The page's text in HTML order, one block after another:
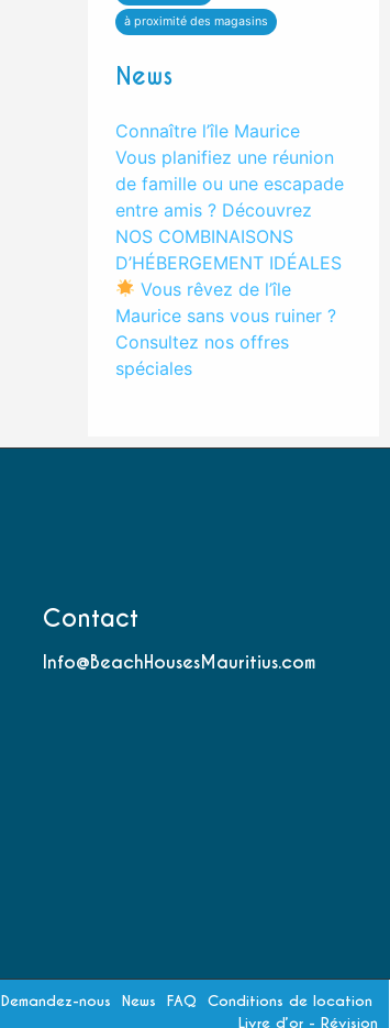
à proximité des magasins
News
Connaître l’île Maurice
Vous planifiez une réunion
de famille ou une escapade
entre amis ? Découvrez
NOS COMBINAISONS
D’HÉBERGEMENT IDÉALES
Vous rêvez de l’île
Maurice sans vous ruiner ?
Consultez nos offres
spéciales
Contact
Info@BeachHousesMauritius.com
Demandez-nous News FAQ
Conditions de location
Livre d’or - Révision